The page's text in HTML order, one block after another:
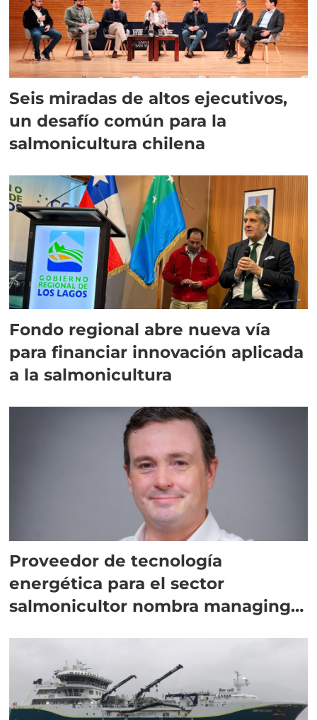
Seis miradas de altos ejecutivos,
un desafío común para la
salmonicultura chilena
Fondo regional abre nueva vía
para financiar innovación aplicada
a la salmonicultura
Proveedor de tecnología
energética para el sector
salmonicultor nombra managing